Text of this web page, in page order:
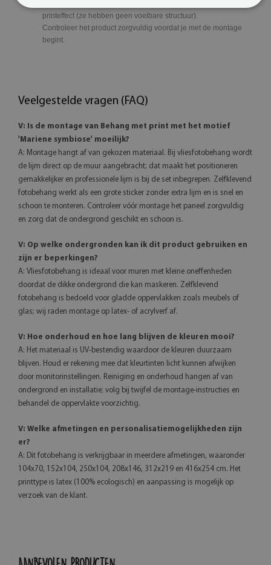
printeffect (ze hebben geen voelbare structuur).
Controleer het product zorgvuldig voordat je met de montage
begint.
Veelgestelde vragen (FAQ)
V: Is de montage van Behang met print met het motief
'Mariene symbiose' moeilijk?
A: Montage hangt af van gekozen materiaal. Bij vliesfotobehang wordt
de lijm direct op de muur aangebracht; dat maakt het positioneren
gemakkelijker en professionele lijm is bij de set inbegrepen. Zelfklevend
fotobehang werkt als een grote sticker zonder extra lijm en is snel en
schoon te monteren. Controleer vóór montage het paneel zorgvuldig
en zorg dat de ondergrond geschikt en schoon is.
V: Op welke ondergronden kan ik dit product gebruiken en
zijn er beperkingen?
A: Vliesfotobehang is ideaal voor muren met kleine oneffenheden
doordat de dikke ondergrond die kan maskeren. Zelfklevend
fotobehang is bedoeld voor gladde oppervlakken zoals meubels of
glas; wij raden montage op latex- of acrylverf af.
V: Hoe onderhoud en hoe lang blijven de kleuren mooi?
A: Het materiaal is UV-bestendig waardoor de kleuren duurzaam
blijven. Houd er rekening mee dat kleurtinten licht kunnen afwijken
door monitorinstellingen. Reiniging en onderhoud hangen af van
ondergrond en installatie; volg bij twijfel de montage-instructies en
behandel de oppervlakte voorzichtig.
V: Welke afmetingen en personalisatiemogelijkheden zijn
er?
A: Dit fotobehang is verkrijgbaar in meerdere afmetingen, waaronder
104x70, 152x104, 250x104, 208x146, 312x219 en 416x254 cm. Het
printtype is latex (100% ecologisch) en aanpassing is mogelijk op
verzoek van de klant.